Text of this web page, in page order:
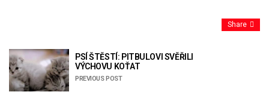
Share
PSÍ ŠTĚSTÍ: PITBULOVI SVĚŘILI
VÝCHOVU KOŤAT
PREVIOUS POST